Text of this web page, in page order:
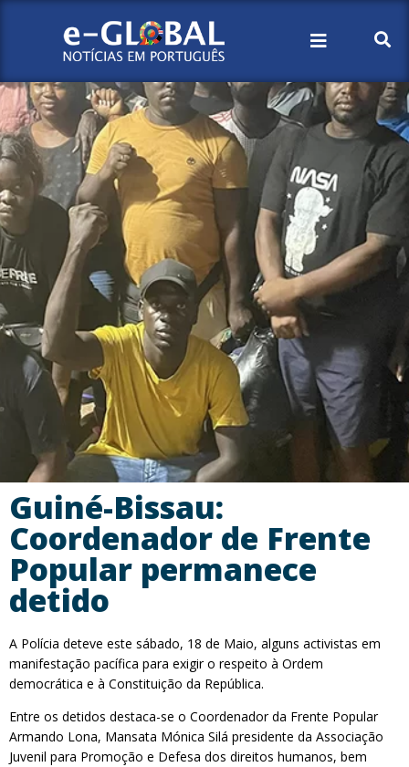
Guiné-Bissau:
Coordenador de Frente
Popular permanece
detido
A Polícia deteve este sábado, 18 de Maio, alguns activistas em
manifestação pacífica para exigir o respeito à Ordem
democrática e à Constituição da República.
Entre os detidos destaca-se o Coordenador da Frente Popular
Armando Lona, Mansata Mónica Silá presidente da Associação
Juvenil para Promoção e Defesa dos direitos humanos, bem